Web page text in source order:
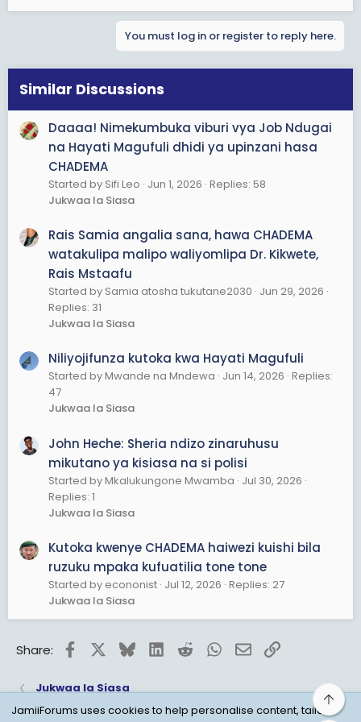
i
o
s
:
You must log in or register to reply here.
Similar Discussions
Daaaa! Nimekumbuka viburi vya Job Ndugai
na Hayati Magufuli dhidi ya upinzani hasa
CHADEMA
Started by Sifi Leo Jun 1, 2026 Replies: 58
Jukwaa la Siasa
Rais Samia angalia sana, hawa CHADEMA
watakulipa malipo waliyomlipa Dr. Kikwete,
Rais Mstaafu
Started by Samia atosha tukutane2030 Jun 29, 2026
Replies: 31
Jukwaa la Siasa
Niliyojifunza kutoka kwa Hayati Magufuli
Started by Mwande na Mndewa Jun 14, 2026 Replies:
47
Jukwaa la Siasa
John Heche: Sheria ndizo zinaruhusu
mikutano ya kisiasa na si polisi
Started by Mkalukungone Mwamba Jul 30, 2026
Replies: 1
Jukwaa la Siasa
Kutoka kwenye CHADEMA haiwezi kuishi bila
ruzuku mpaka kufuatilia tone tone
Started by econonist Jul 12, 2026 Replies: 27
Jukwaa la Siasa
Share: FacebookBlueskyLinkedInRedditWhatsApp
EmailLink
Jukwaa la Siasa
JamiiForums uses cookies to help personalise content, tailor
Top